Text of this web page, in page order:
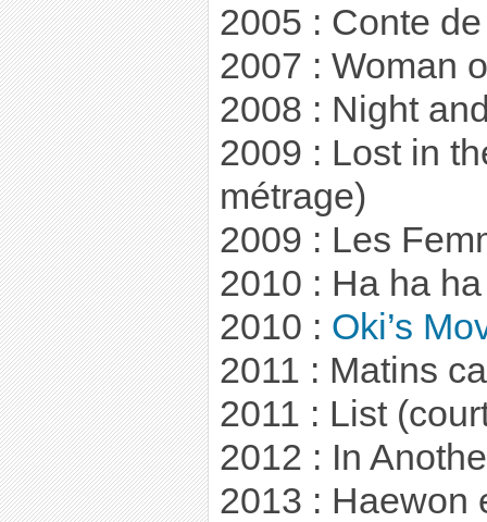
2005 : Conte
2007 : Woman
2008 : Night
2009 : Lost in
métrage)
2009 : Les
2010 : Ha ha ha
2010 : Oki’s
2011 : Matins
2011 : List
2012 : In
2013 : Haewon